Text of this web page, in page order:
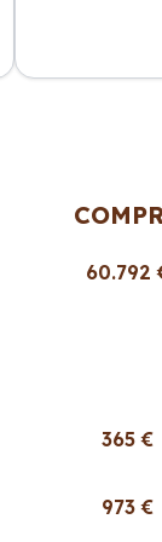
60.792
365 €
973 €